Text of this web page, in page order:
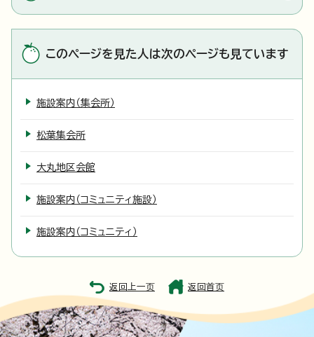
このページを見た人は次のページも見ています
施設案内（集会所）
松葉集会所
大丸地区会館
施設案内（コミュニティ施設）
施設案内（コミュニティ）
返回上一页 返回首页